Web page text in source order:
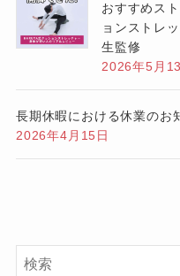
おすすめス
ョンストレ
生監修
2026年5月
長期休暇における休業のお
2026年4月15日